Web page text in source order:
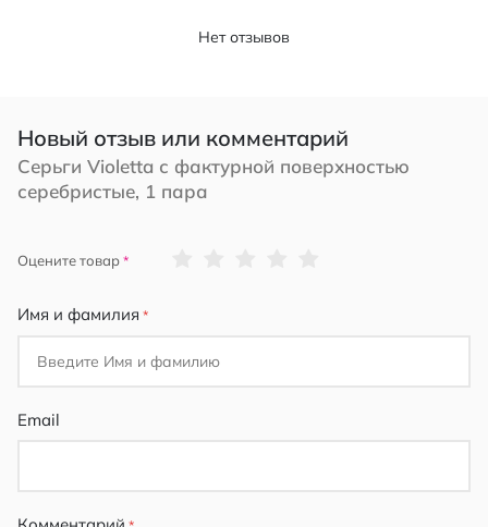
Нет отзывов
Новый отзыв или комментарий
Серьги Violetta с фактурной поверхностью
серебристые, 1 пара
Оцените товар
Имя и фамилия
Email